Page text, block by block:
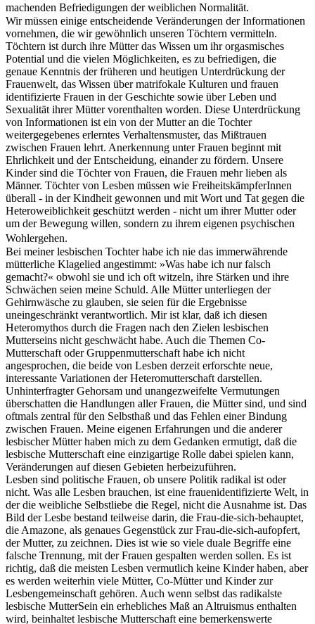
machenden Befriedigungen der weiblichen Normalität.
Wir müssen einige entscheidende Veränderungen der Informationen
vornehmen, die wir gewöhnlich unseren Töchtern vermitteln.
Töchtern ist durch ihre Mütter das Wissen um ihr orgasmisches
Potential und die vielen Möglichkeiten, es zu befriedigen, die
genaue Kenntnis der früheren und heutigen Unterdrückung der
Frauenwelt, das Wissen über matrifokale Kulturen und frauen
identifizierte Frauen in der Geschichte sowie über Leben und
Sexualität ihrer Mütter vorenthalten worden. Diese Unterdrückung
von Informationen ist ein von der Mutter an die Tochter
weitergegebenes erlerntes Verhaltensmuster, das Mißtrauen
zwischen Frauen lehrt. Anerkennung unter Frauen beginnt mit
Ehrlichkeit und der Entscheidung, einander zu fördern. Unsere
Kinder sind die Töchter von Frauen, die Frauen mehr lieben als
Männer. Töchter von Lesben müssen wie FreiheitskämpferInnen
überall - in der Kindheit gewonnen und mit Wort und Tat gegen die
Heteroweiblichkeit geschützt werden - nicht um ihrer Mutter oder
um der Bewegung willen, sondern zu ihrem eigenen psychischen
Wohlergehen.
Bei meiner lesbischen Tochter habe ich nie das immerwährende
mütterliche Klagelied angestimmt: »Was habe ich nur falsch
gemacht?« obwohl sie und ich oft witzeln, ihre Stärken und ihre
Schwächen seien meine Schuld. Alle Mütter unterliegen der
Gehirnwäsche zu glauben, sie seien für die Ergebnisse
uneingeschränkt verantwortlich. Mir ist klar, daß ich diesen
Heteromythos durch die Fragen nach den Zielen lesbischen
Mutterseins nicht geschwächt habe. Auch die Themen Co-
Mutterschaft oder Gruppenmutterschaft habe ich nicht
angesprochen, die beide von Lesben derzeit erforschte neue,
interessante Variationen der Heteromutterschaft darstellen.
Unhinterfragter Gehorsam und unangezweifelte Vermutungen
überschatten die Handlungen aller Frauen, die Mütter sind, und sind
oftmals zentral für den Selbsthaß und das Fehlen einer Bindung
zwischen Frauen. Meine eigenen Erfahrungen und die anderer
lesbischer Mütter haben mich zu dem Gedanken ermutigt, daß die
lesbische Mutterschaft eine einzigartige Rolle dabei spielen kann,
Veränderungen auf diesen Gebieten herbeizuführen.
Lesben sind politische Frauen, ob unsere Politik radikal ist oder
nicht. Was alle Lesben brauchen, ist eine frauenidentifizierte Welt, in
der die weibliche Selbstliebe die Regel, nicht die Ausnahme ist. Das
Bild der Lesbe bestand teilweise darin, die Frau-die-sich-behauptet,
die Amazone, als genaues Gegenstück zur Frau-die-sich-aufopfert,
der Mutter, zu zeichnen. Dies ist wie so viele duale Begriffe eine
falsche Trennung, mit der Frauen gespalten werden sollen. Es ist
richtig, daß die meisten Lesben vermutlich keine Kinder haben, aber
es werden weiterhin viele Mütter, Co-Mütter und Kinder zur
Lesbengemeinschaft gehören. Auch wenn selbst das radikalste
lesbische MutterSein ein erhebliches Maß an Altruismus enthalten
wird, beinhaltet lesbische Mutterschaft eine bemerkenswerte